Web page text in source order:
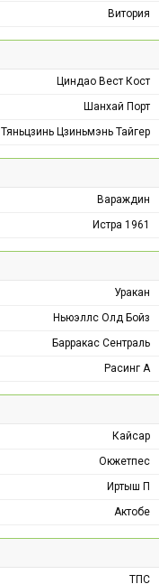
Витория
Циндао Вест Кост
Шанхай Порт
Тяньцзинь Цзиньмэнь Тайгер
Вараждин
Истра 1961
Уракан
Ньюэллс Олд Бойз
Барракас Сентраль
Расинг А
Кайсар
Окжетпес
Иртыш П
Актобе
ТПС